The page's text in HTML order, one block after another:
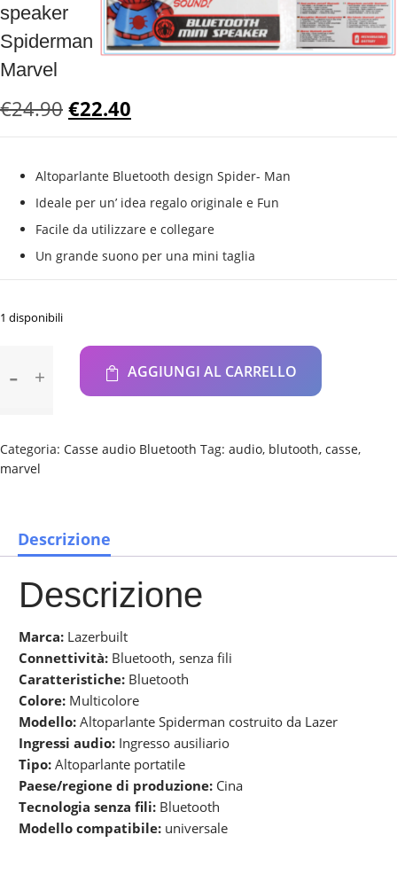
speaker
Spiderman
Marvel
€24.90 Il
prezzo
era:
€24.90.
€22.40
prezzo
è:
€22.40.
Altoparlante Bluetooth design Spider- Man
Ideale per un’ idea regalo originale e Fun
Facile da utilizzare e collegare
Un grande suono per una mini taglia
1 disponibili
mini
Marvel
quantità
AGGIUNGI AL CARRELLO
Categoria: Casse audio Bluetooth Tag: audio, blutooth, casse,
marvel
Descrizione
Descrizione
Marca: Lazerbuilt
Connettività: Bluetooth, senza fili
Caratteristiche: Bluetooth
Colore: Multicolore
Modello: Altoparlante Spiderman costruito da Lazer
Ingressi audio: Ingresso ausiliario
Tipo: Altoparlante portatile
Paese/regione di produzione: Cina
Tecnologia senza fili: Bluetooth
Modello compatibile: universale